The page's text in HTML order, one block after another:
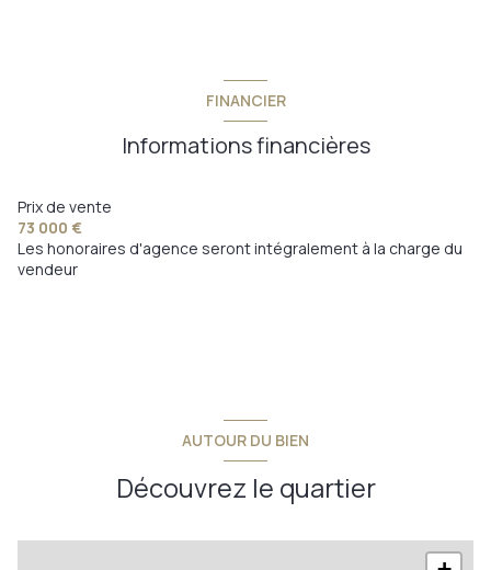
FINANCIER
Informations financières
Prix de vente
73 000 €
Les honoraires d'agence seront intégralement à la charge du
vendeur
AUTOUR DU BIEN
Découvrez le quartier